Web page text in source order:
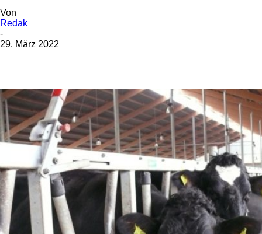
Von
Redak
-
29. März 2022